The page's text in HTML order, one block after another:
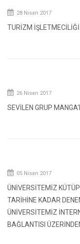
28 Nisan 2017
TURİZM
26 Nisan 2017
SEVİLEN GRUP
05 Nisan 2017
ÜNİVERSİTEMİZ
TARİHİNE KADAR
ÜNİVERSİTEMİZ
BAĞLANTISI